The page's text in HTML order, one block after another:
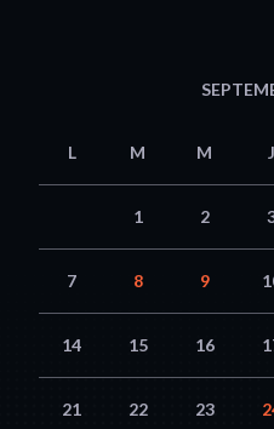
L M M J
1 2
7 8 9
14 15 16
21 22 23